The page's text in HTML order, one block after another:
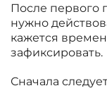
После первого
нужно
кажется
зафиксировать.
Сначала